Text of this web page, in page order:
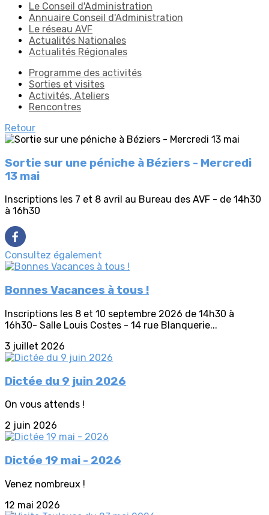
Le Conseil d'Administration
Annuaire Conseil d'Administration
Le réseau AVF
Actualités Nationales
Actualités Régionales
Programme des activités
Sorties et visites
Activités, Ateliers
Rencontres
Retour
Sortie sur une péniche à Béziers - Mercredi
13 mai
Inscriptions les 7 et 8 avril au Bureau des AVF - de 14h30
à 16h30
Consultez également
Bonnes Vacances à tous !
Inscriptions les 8 et 10 septembre 2026 de 14h30 à
16h30- Salle Louis Costes - 14 rue Blanquerie...
3 juillet 2026
Dictée du 9 juin 2026
On vous attends !
2 juin 2026
Dictée 19 mai - 2026
Venez nombreux !
12 mai 2026